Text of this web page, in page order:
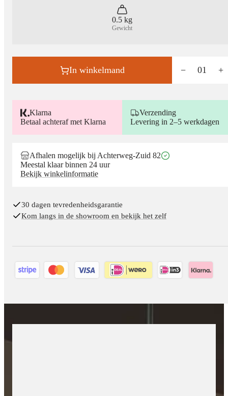
0.5 kg
Gewicht
In winkelmand − 01 +
Klarna
Betaal achteraf met Klarna
Verzending
Levering in 2–5 werkdagen
Afhalen mogelijk bij Achterweg-Zuid 82
Meestal klaar binnen 24 uur
Bekijk winkelinformatie
30 dagen tevredenheidsgarantie
Kom langs in de showroom en bekijk het zelf